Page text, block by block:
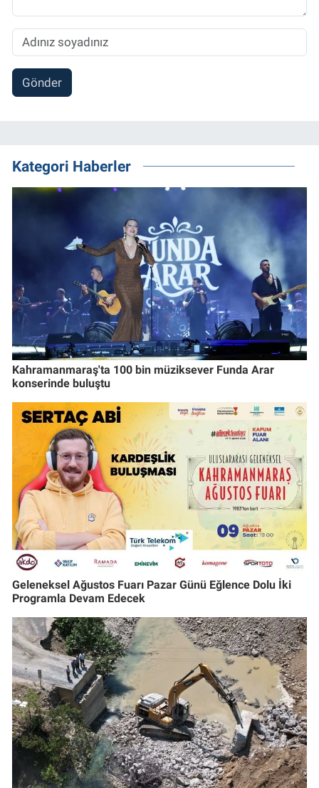
Gönder
Kategori Haberler
Kahramanmaraş'ta 100 bin müziksever Funda Arar
konserinde buluştu
Geleneksel Ağustos Fuarı Pazar Günü Eğlence Dolu İki
Programla Devam Edecek